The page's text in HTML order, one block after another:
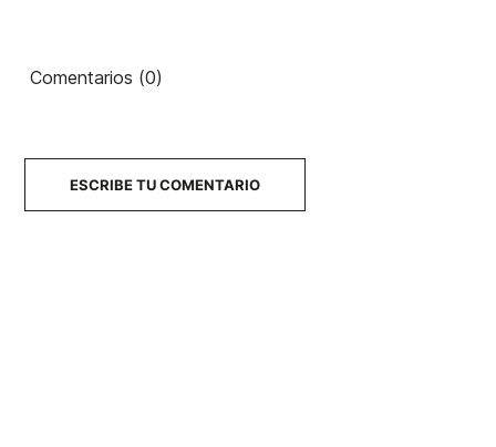
Bodyboard Sniper
153,00 € -10% 137,70 € 142,00 €
No hay características para comparar
Comentarios (0)
ESCRIBE TU COMENTARIO